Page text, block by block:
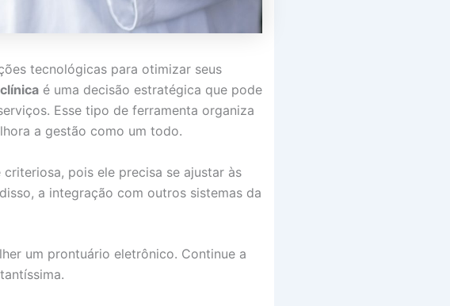
tecnológicas para otimizar seus
é uma decisão estratégica que pode
Esse tipo de ferramenta organiza
a gestão como um todo.
pois ele precisa se ajustar às
a integração com outros sistemas da
um prontuário eletrônico. Continue a